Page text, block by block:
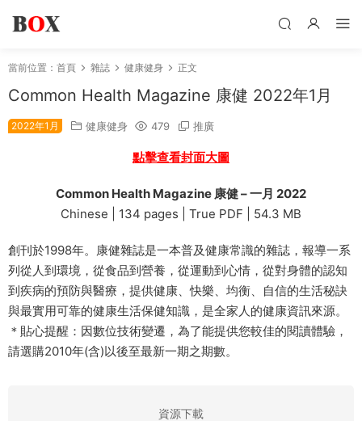
當前位置： 首頁 雜誌 健康健身 正文
Common Health Magazine 康健 2022年1月
2022年1月 健康健身 479 推廣
點擊查看封面大圖
Common Health Magazine 康健 – 一月 2022
Chinese | 134 pages | True PDF | 54.3 MB
創刊於1998年。康健雜誌是一本普及健康常識的雜誌，報導一系
列從人到環境，從食品到營養，從運動到心情，從對身體的認知
到疾病的預防與醫療，提供健康、快樂、均衡、自信的生活秘訣
與最實用可靠的健康生活保健知識，是全家人的健康資訊來源。
＊貼心提醒：因數位技術變遷，為了能提供您較佳的閱讀體驗，
請選購2010年(含)以後至最新一期之期數。
資源下載